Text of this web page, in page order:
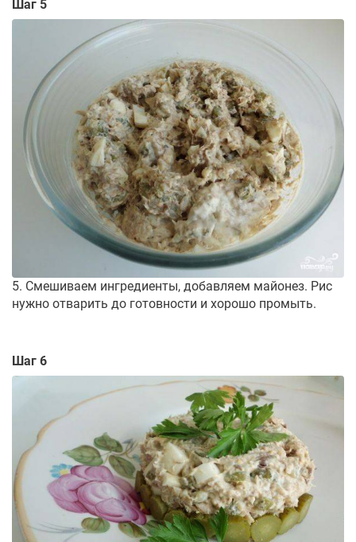
Шаг 5
5. Смешиваем ингредиенты, добавляем майонез. Рис
нужно отварить до готовности и хорошо промыть.
Шаг 6